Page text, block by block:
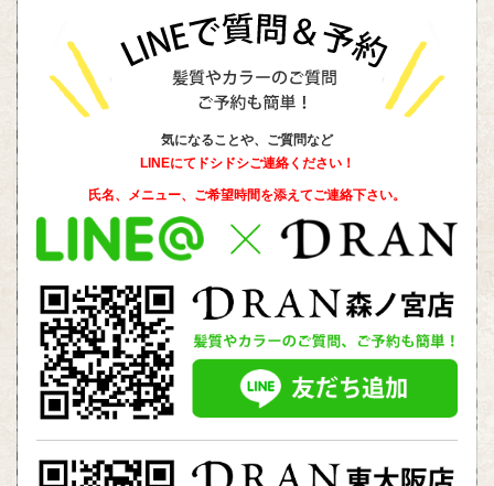
気になることや、ご質問など
LINEにてドシドシご連絡ください！
氏名、メニュー、ご希望時間を添えてご連絡下さい。